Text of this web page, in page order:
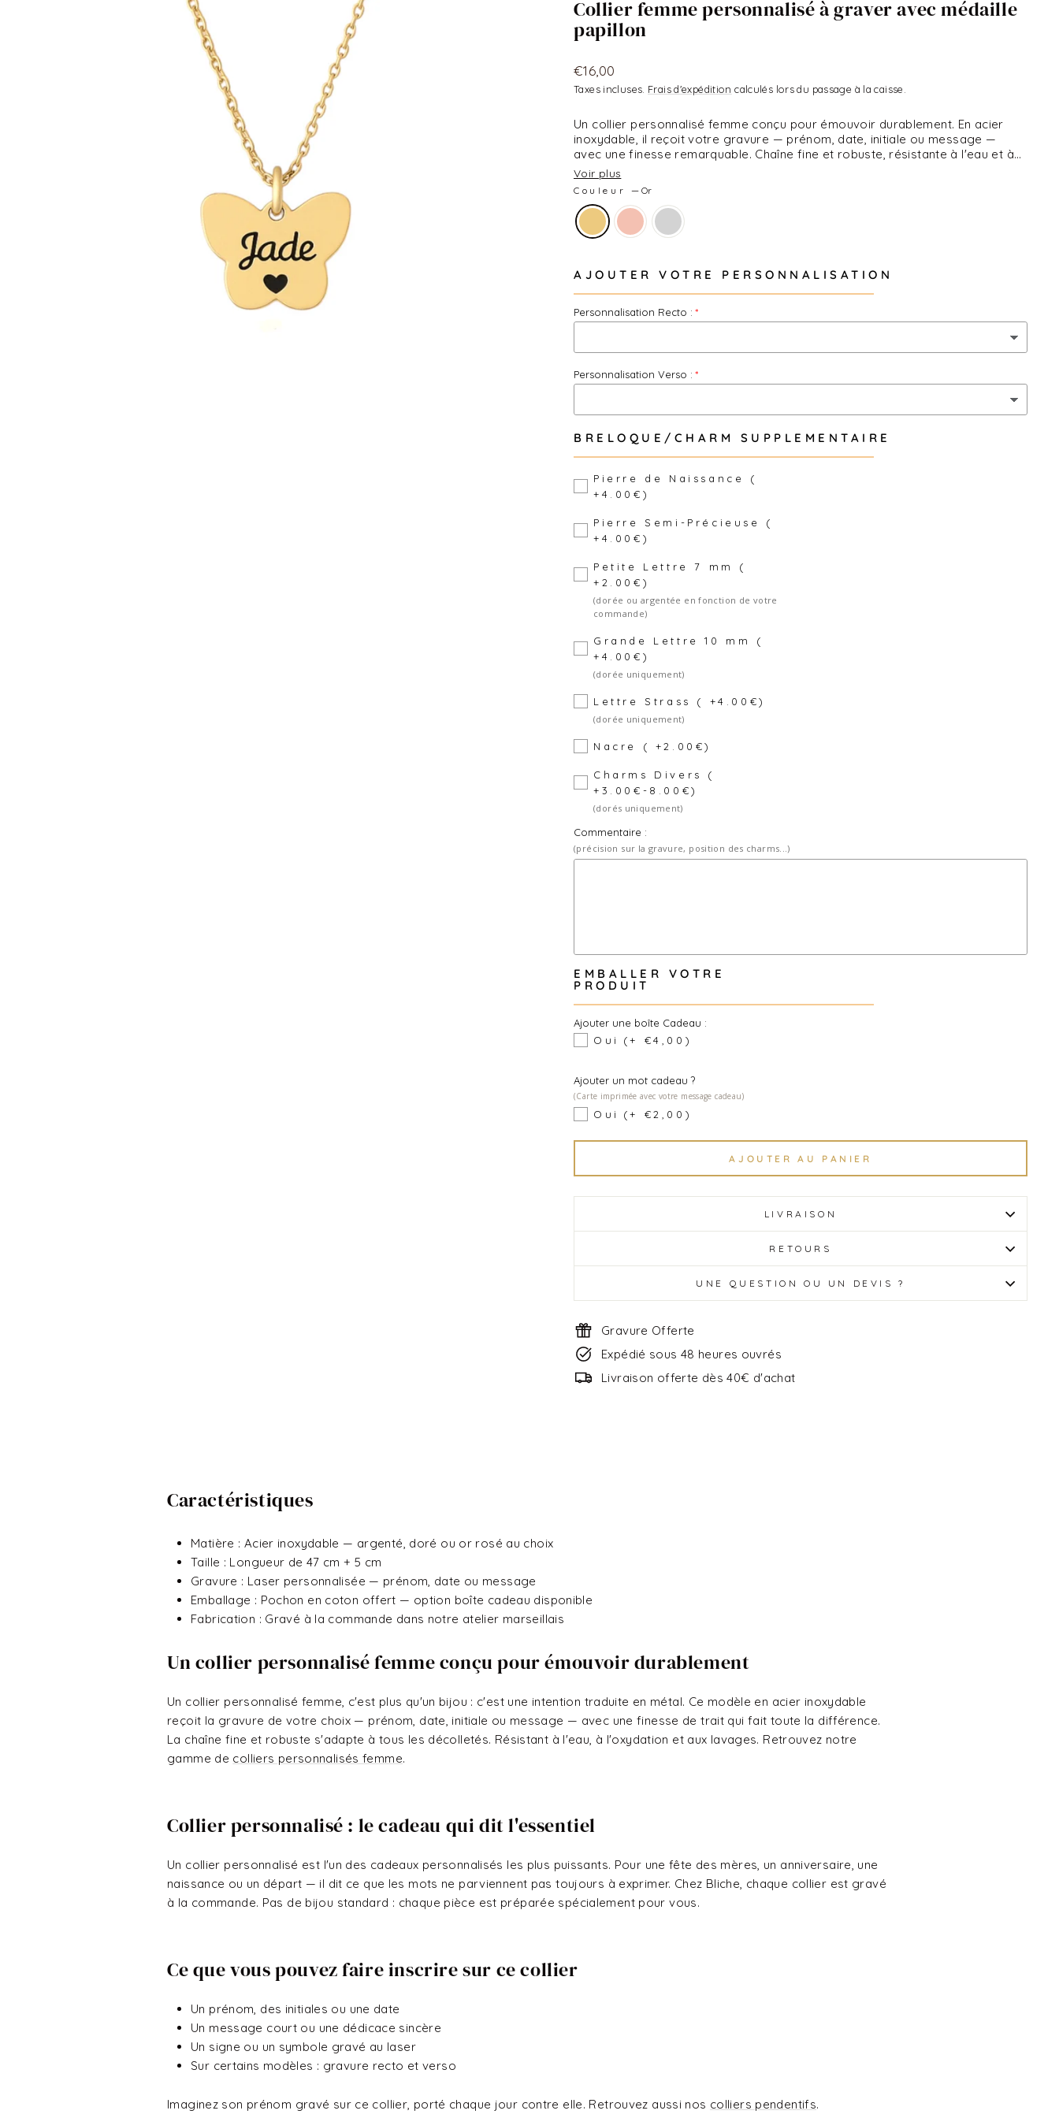
Collier femme personnalisé à graver avec médaille
papillon
Prix
régulier
€16,00
Taxes incluses. Frais d'expédition calculés lors du passage à la caisse.
Un collier personnalisé femme conçu pour émouvoir durablement. En acier
inoxydable, il reçoit votre gravure — prénom, date, initiale ou message —
avec une finesse remarquable. Chaîne fine et robuste, résistante à l'eau et à
l'oxydation, portée chaque jour sans contrainte. Idéal comme cadeau pour la
fête des mères, un anniversaire ou une naissance. Chaque commande Bliche
est gravée à la demande et livrée en emballage cadeau élégant.
Voir plus
Couleur — Or
AJOUTER VOTRE PERSONNALISATION
Personnalisation Recto :
Personnalisation Verso :
BRELOQUE/CHARM SUPPLEMENTAIRE
Pierre de Naissance (
+4.00€)
Pierre Semi-Précieuse (
+4.00€)
Petite Lettre 7 mm (
+2.00€)
(dorée ou argentée en fonction de votre
commande)
Grande Lettre 10 mm (
+4.00€)
(dorée uniquement)
Lettre Strass ( +4.00€)
(dorée uniquement)
Nacre ( +2.00€)
Charms Divers (
+3.00€-8.00€)
(dorés uniquement)
Commentaire :
(précision sur la gravure, position des charms...)
EMBALLER VOTRE
PRODUIT
Ajouter une boîte Cadeau :
Oui
(+ €4,00)
Ajouter un mot cadeau ?
(Carte imprimée avec votre message cadeau)
Oui (+ €2,00)
AJOUTER AU PANIER
LIVRAISON
RETOURS
UNE QUESTION OU UN DEVIS ?
Gravure Offerte
Expédié sous 48 heures ouvrés
Livraison offerte dès 40€ d'achat
Caractéristiques
Matière : Acier inoxydable — argenté, doré ou or rosé au choix
Taille : Longueur de 47 cm + 5 cm
Gravure : Laser personnalisée — prénom, date ou message
Emballage : Pochon en coton offert — option boîte cadeau disponible
Fabrication : Gravé à la commande dans notre atelier marseillais
Un collier personnalisé femme conçu pour émouvoir durablement
Un collier personnalisé femme, c'est plus qu'un bijou : c'est une intention traduite en métal. Ce modèle en acier inoxydable
reçoit la gravure de votre choix — prénom, date, initiale ou message — avec une finesse de trait qui fait toute la différence.
La chaîne fine et robuste s'adapte à tous les décolletés. Résistant à l'eau, à l'oxydation et aux lavages. Retrouvez notre
gamme de colliers personnalisés femme.
Collier personnalisé : le cadeau qui dit l'essentiel
Un collier personnalisé est l'un des cadeaux personnalisés les plus puissants. Pour une fête des mères, un anniversaire, une
naissance ou un départ — il dit ce que les mots ne parviennent pas toujours à exprimer. Chez Bliche, chaque collier est gravé
à la commande. Pas de bijou standard : chaque pièce est préparée spécialement pour vous.
Ce que vous pouvez faire inscrire sur ce collier
Un prénom, des initiales ou une date
Un message court ou une dédicace sincère
Un signe ou un symbole gravé au laser
Sur certains modèles : gravure recto et verso
Imaginez son prénom gravé sur ce collier, porté chaque jour contre elle. Retrouvez aussi nos colliers pendentifs.